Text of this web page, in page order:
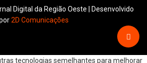
Digital da Região Oeste | Desenvolvido
2D Comunicações
tecnologias semelhantes para melhorar